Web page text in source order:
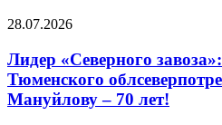
28.07.2026
Лидер «Северного
Тюменского
Мануйлову – 70 лет!